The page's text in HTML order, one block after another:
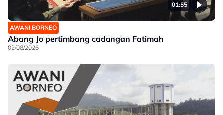
01:55
AWANI BORNEO
Abang Jo pertimbang cadangan Fatimah
02/08/2026